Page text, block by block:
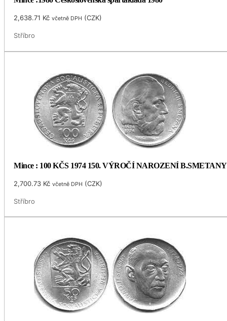
2,638.71 Kč včetně DPH (CZK)
Stříbro
Mince : 100 KČS 1974 150. VÝROČÍ NAROZENÍ B.SMETANY
2,700.73 Kč včetně DPH (CZK)
Stříbro